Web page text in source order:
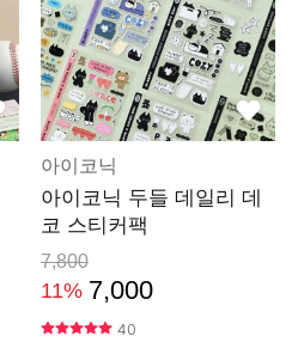
아이코닉
아이코닉 두들 데일리 데
코 스티커팩
7,800
11% 7,000
40